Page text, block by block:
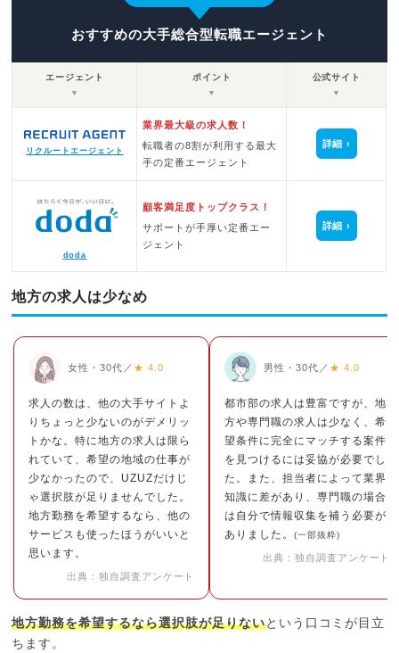
おすすめの大手総合型転職エージェント
エージェント
▼
ポイント
▼
公式サイト
▼
リクルートエージェント
業界最大級の求人数！
転職者の8割が利用する最大
手の定番エージェント
詳細
doda
顧客満足度トップクラス！
サポートが手厚い定番エー
ジェント
詳細
地方の求人は少なめ
女性・30代／ ★ 4.0
求人の数は、他の大手サイトよ
りちょっと少ないのがデメリッ
トかな。特に地方の求人は限ら
れていて、希望の地域の仕事が
少なかったので、UZUZだけじ
ゃ選択肢が足りませんでした。
地方勤務を希望するなら、他の
サービスも使ったほうがいいと
思います。
出典：独自調査アンケート
男性・30代／ ★ 4.0
都市部の求人は豊富ですが、地
方や専門職の求人は少なく、希
望条件に完全にマッチする案件
を見つけるには妥協が必要でし
た。また、担当者によって業界
知識に差があり、専門職の場合
は自分で情報収集を補う必要が
ありました。(一部抜粋)
出典：独自調査アンケート
地方勤務を希望するなら選択肢が足りないという口コミが目立
ちます。